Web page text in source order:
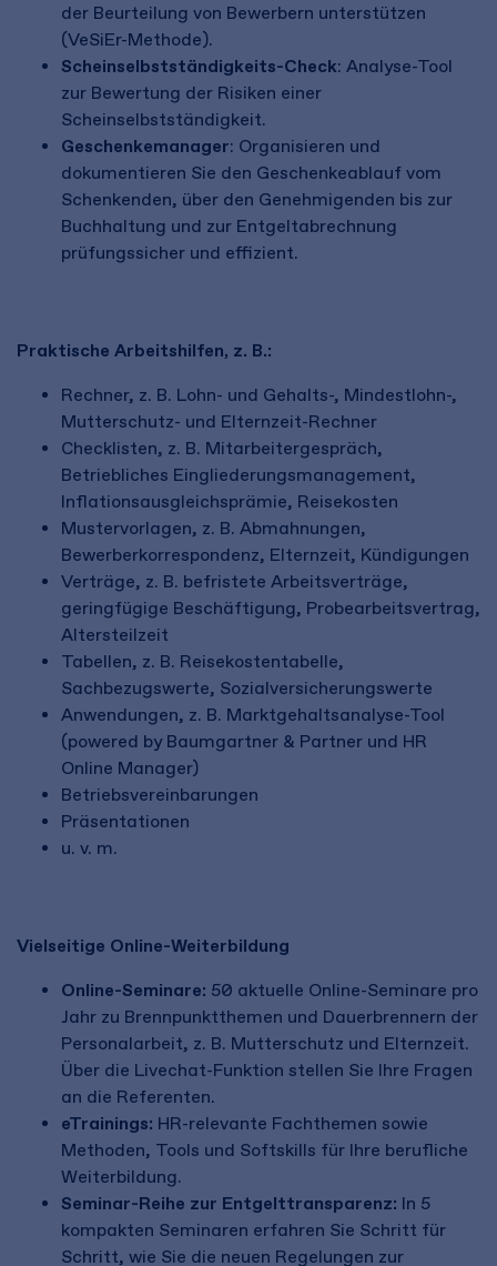
der Beurteilung von Bewerbern unterstützen
(VeSiEr-Methode).
Scheinselbstständigkeits-Check: Analyse-Tool
zur Bewertung der Risiken einer
Scheinselbstständigkeit.
Geschenkemanager: Organisieren und
dokumentieren Sie den Geschenkeablauf vom
Schenkenden, über den Genehmigenden bis zur
Buchhaltung und zur Entgeltabrechnung
prüfungssicher und effizient.
Praktische Arbeitshilfen, z. B.:
Rechner, z. B. Lohn- und Gehalts-, Mindestlohn-,
Mutterschutz- und Elternzeit-Rechner
Checklisten, z. B. Mitarbeitergespräch,
Betriebliches Eingliederungsmanagement,
Inflationsausgleichsprämie, Reisekosten
Mustervorlagen, z. B. Abmahnungen,
Bewerberkorrespondenz, Elternzeit, Kündigungen
Verträge, z. B. befristete Arbeitsverträge,
geringfügige Beschäftigung, Probearbeitsvertrag,
Altersteilzeit
Tabellen, z. B. Reisekostentabelle,
Sachbezugswerte, Sozialversicherungswerte
Anwendungen, z. B. Marktgehaltsanalyse-Tool
(powered by Baumgartner & Partner und HR
Online Manager)
Betriebsvereinbarungen
Präsentationen
u. v. m.
Vielseitige Online-Weiterbildung
Online-Seminare: 50 aktuelle Online-Seminare pro
Jahr zu Brennpunktthemen und Dauerbrennern der
Personalarbeit, z. B. Mutterschutz und Elternzeit.
Über die Livechat-Funktion stellen Sie Ihre Fragen
an die Referenten.
eTrainings: HR-relevante Fachthemen sowie
Methoden, Tools und Softskills für Ihre berufliche
Weiterbildung.
Seminar-Reihe zur Entgelttransparenz: In 5
kompakten Seminaren erfahren Sie Schritt für
Schritt, wie Sie die neuen Regelungen zur